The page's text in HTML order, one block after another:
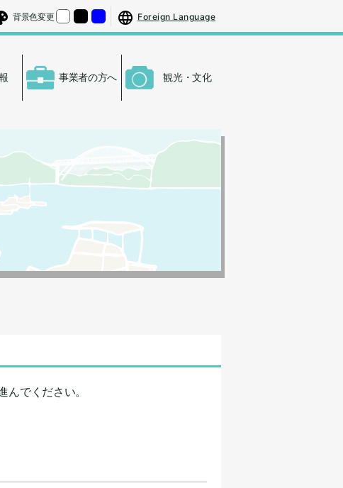
くする
きさをもとの大きさに戻す
小さくする
背景色変更 背景色の変更：白
背景色の変更：黒
背景色の変更：青Foreign Language
事業者の方へ 観光・文化
でください。